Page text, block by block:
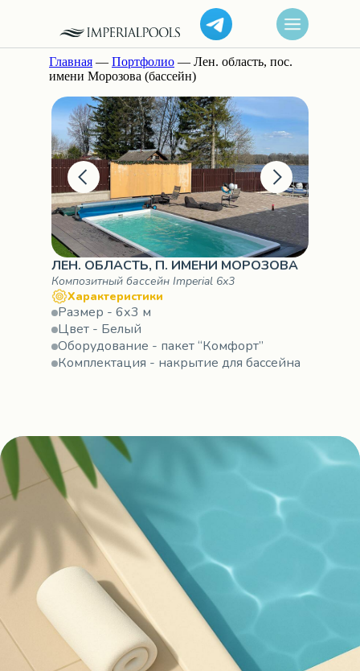
Главная — Портфолио — Лен. область, пос.
имени Морозова (бассейн)
ЛЕН. ОБЛАСТЬ, П. ИМЕНИ МОРОЗОВА
Композитный бассейн Imperial 6х3
Характеристики
Размер - 6х3 м
Цвет - Белый
Оборудование - пакет “Комфорт”
Комплектация - накрытие для бассейна